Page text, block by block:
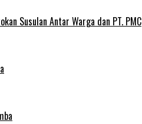
Susulan Antar Warga dan PT. PMC